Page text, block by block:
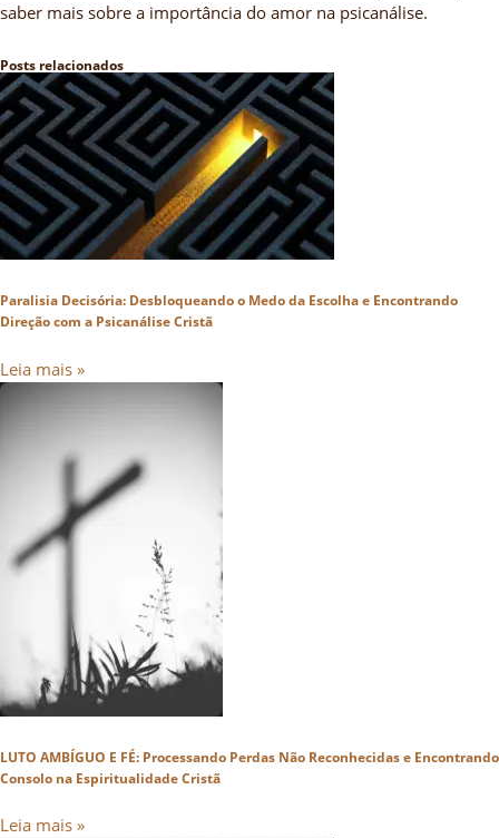
saber mais sobre a importância do amor na psicanálise.
Posts relacionados
Paralisia Decisória: Desbloqueando o Medo da Escolha e Encontrando
Direção com a Psicanálise Cristã
Leia mais »
LUTO AMBÍGUO E FÉ: Processando Perdas Não Reconhecidas e Encontrando
Consolo na Espiritualidade Cristã
Leia mais »